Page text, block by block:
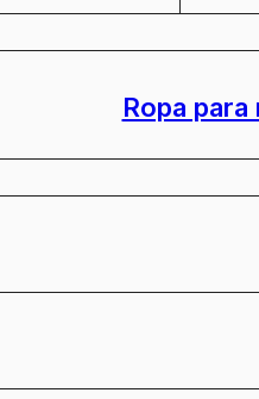
Ropa para